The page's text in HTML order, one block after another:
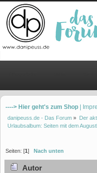
----> Hier geht's zum Shop |
danipeuss.de - Das Forum » Der
Urlaubsalbum: Seiten mit dem
Seiten: [1] Nach unten
Autor